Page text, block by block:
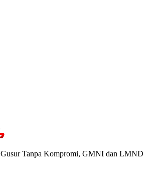
Gusur Tanpa Kompromi, GMNI dan LMND